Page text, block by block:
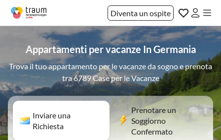
Diventa un ospite
Appartamenti per vacanze In Germania
Trova il tuo appartamento per le vacanze da sogno e prenota
tra 6789 Case per le Vacanze
Inviare una
Richiesta
Prenotare un
Soggiorno
Confermato